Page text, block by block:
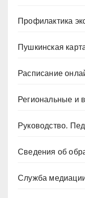
Профилактика
Пушкинская
Расписание
Региональные и
Руководство.
Сведения об
Служба